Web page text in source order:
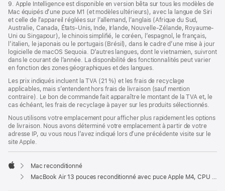
9. Apple Intelligence est disponible en version bêta sur tous les modèles de
Mac équipés d’une puce M1 (et modèles ultérieurs), avec la langue de Siri
et celle de l’appareil réglées sur l’allemand, l’anglais (Afrique du Sud,
Australie, Canada, États-Unis, Inde, Irlande, Nouvelle-Zélande, Royaume-
Uni ou Singapour), le chinois simplifié, le coréen, l’espagnol, le français,
l’italien, le japonais ou le portugais (Brésil), dans le cadre d’une mise à jour
logicielle de macOS Sequoia. D’autres langues, dont le vietnamien, suivront
dans le courant de l’année. La disponibilité des fonctionnalités peut varier
en fonction des zones géographiques et des langues.
Les prix indiqués incluent la TVA (21 %) et les frais de recyclage
applicables, mais s’entendent hors frais de livraison (sauf mention
contraire). Le bon de commande fait apparaître le montant de la TVA et, le
cas échéant, les frais de recyclage à payer sur les produits sélectionnés.
Nous utilisons votre emplacement pour afficher plus rapidement les options
de livraison. Nous avons déterminé votre emplacement à partir de votre
adresse IP, ou vous nous l’avez indiqué lors d’une précédente visite sur le
site Apple.
Apple
Mac reconditionné
MacBook Air 13 pouces reconditionné avec puce Apple M4, CPU 10 cœurs et GPU 10 cœurs – Lumière stellaire